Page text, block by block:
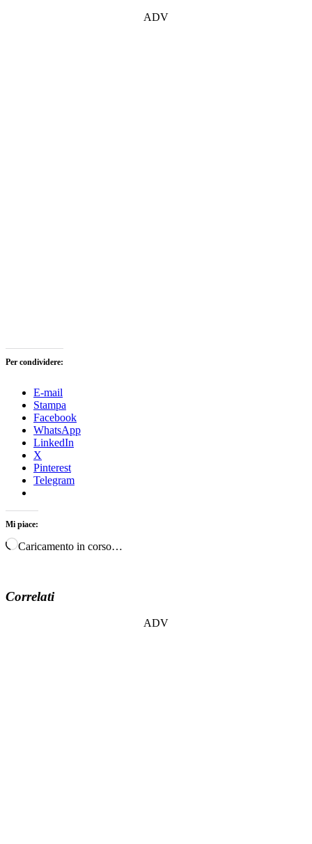
ADV
Per condividere:
E-mail
Stampa
Facebook
WhatsApp
LinkedIn
X
Pinterest
Telegram
Mi piace:
Caricamento in corso…
Correlati
ADV